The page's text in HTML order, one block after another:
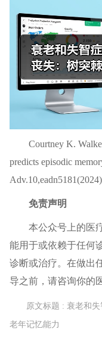
Courtney K.
predicts episodic
免责声明
本公众号上的医
能用于或依赖于任何
诊断或治疗。在做出
导之前，请咨询你的
原文标题 : 衰老和
老年记忆能力